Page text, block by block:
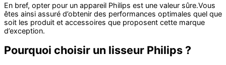
En bref, opter pour un appareil Philips est une valeur sûre.Vous
êtes ainsi assuré d’obtenir des performances optimales quel que
soit les produit et accessoires que proposent cette marque
d’exception.
Pourquoi choisir un lisseur Philips ?